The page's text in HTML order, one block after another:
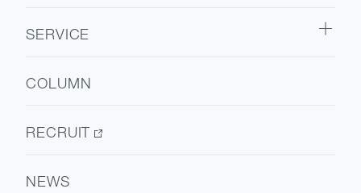
会社情報
SERVICE
医療人材
COLUMN
RECRUIT
NEWS